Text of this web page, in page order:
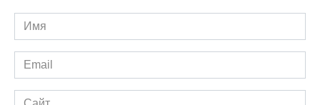
Имя
*
Email
*
Сайт